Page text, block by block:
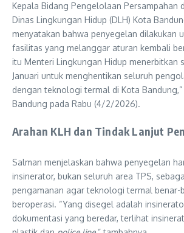
Kepala Bidang Pengelolaan Persampahan
Dinas Lingkungan Hidup (DLH) Kota
menyatakan bahwa penyegelan dilakukan
fasilitas yang melanggar aturan kembali
itu Menteri Lingkungan Hidup menerbitkan
Januari untuk menghentikan seluruh
dengan teknologi termal di Kota
Bandung pada Rabu (4/2/2026).
Arahan KLH dan Tindak Lanjut
Salman menjelaskan bahwa penyegelan
insinerator, bukan seluruh area TPS,
pengamanan agar teknologi termal benar-
beroperasi. “Yang disegel adalah
dokumentasi yang beredar, terlihat